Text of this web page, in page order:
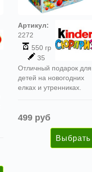
Артикул:
2272
550 гр
35
Отличный подарок для
детей на новогодних
елках и утренниках.
499 руб